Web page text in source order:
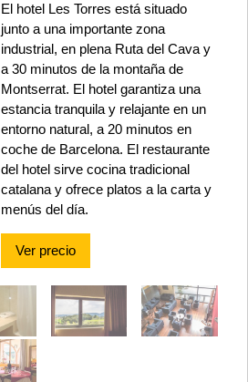
El hotel Les Torres está situado
junto a una importante zona
industrial, en plena Ruta del Cava y
a 30 minutos de la montaña de
Montserrat. El hotel garantiza una
estancia tranquila y relajante en un
entorno natural, a 20 minutos en
coche de Barcelona. El restaurante
del hotel sirve cocina tradicional
catalana y ofrece platos a la carta y
menús del día.
Ver precio